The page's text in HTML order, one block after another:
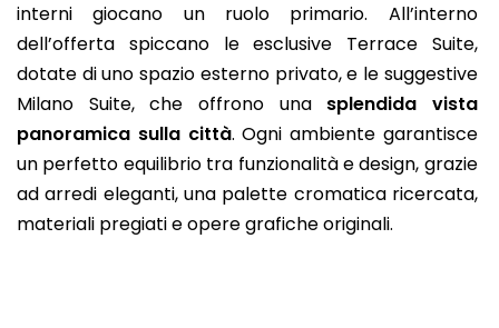
interni giocano un ruolo primario. All’interno
dell’offerta spiccano le esclusive Terrace Suite,
dotate di uno spazio esterno privato, e le suggestive
Milano Suite, che offrono una splendida vista
panoramica sulla città. Ogni ambiente garantisce
un perfetto equilibrio tra funzionalità e design, grazie
ad arredi eleganti, una palette cromatica ricercata,
materiali pregiati e opere grafiche originali.